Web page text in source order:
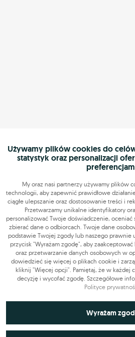
Używamy plików cookies do
statystyk oraz personalizacji
My oraz nasi partnerzy używamy plików
technologii, aby zapewnić prawidłowe
ciągłe ulepszanie oraz dostosowanie treści i
Przetwarzamy unikalne identyfikatory
personalizować Twoje doświadczenie, oceniać
zbierać dane o odbiorcach. Twoje dane
podstawie Twojej zgody lub naszego prawnie
przycisk "Wyrażam zgodę", aby
oraz przetwarzanie danych osobowych w
dowiedzieć się więcej o plikach cookie i
kliknij "Więcej opcji". Pamiętaj, że w każdej
decyzję i wycofać zgodę. Szczegółowe
Polityce
Niezbędne do funkcjonowania strony
Technicznie niezbędne pliki cookie
Wyrażam